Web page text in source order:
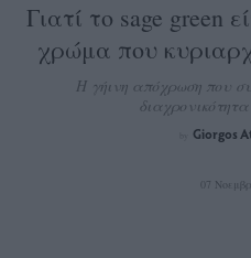
Γιατί το sage green
χρώμα που
Η γήινη απόχρωση που
Giorgos
07